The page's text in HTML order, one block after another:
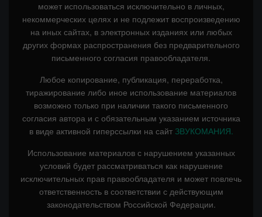
может использоваться исключительно в личных,
некоммерческих целях и не подлежит воспроизведению
на иных сайтах, в электронных изданиях или любых
других формах распространения без предварительного
письменного согласия правообладателя.
Любое копирование, публикация, переработка,
тиражирование либо иное использование материалов
возможно только при наличии такого письменного
согласия автора и с обязательным указанием источника
в виде активной гиперссылки на сайт ЗВУКОМАНИЯ.
Использование материалов с нарушением указанных
условий будет рассматриваться как нарушение
исключительных прав правообладателя и может повлечь
ответственность в соответствии с действующим
законодательством Российской Федерации.